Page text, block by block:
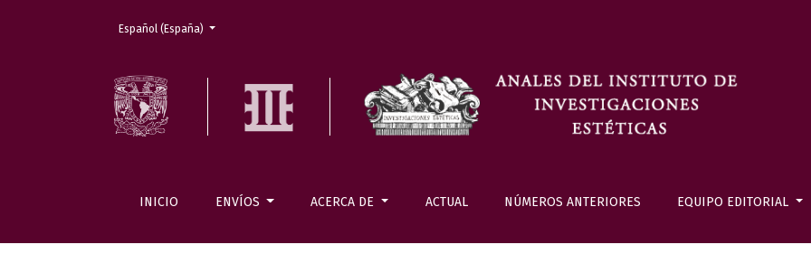
INICIO ENVÍOS ACERCA DE ACTUAL NÚMEROS ANTERIORES EQUIPO EDITORIAL
Cambiar el idioma. El actual es:
Español (España)